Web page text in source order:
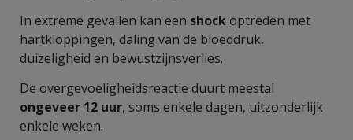
In extreme gevallen kan een shockoptreden met
hartkloppingen, daling van de bloeddruk,
duizeligheid en bewustzijnsverlies.
De overgevoeligheidsreactie duurt meestal
ongeveer 12 uur, soms enkele dagen, uitzonderlijk
enkele weken.